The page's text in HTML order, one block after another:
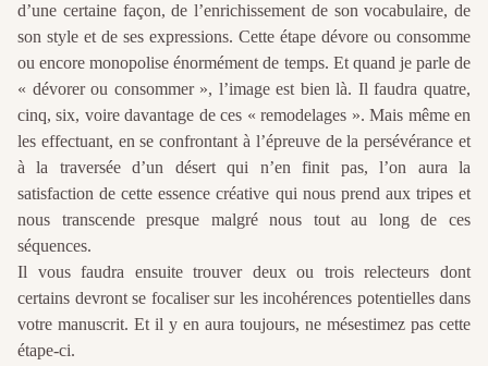
d’une certaine façon, de l’enrichissement de son vocabulaire, de
son style et de ses expressions. Cette étape dévore ou consomme
ou encore monopolise énormément de temps. Et quand je parle de
« dévorer ou consommer », l’image est bien là. Il faudra quatre,
cinq, six, voire davantage de ces « remodelages ». Mais même en
les effectuant, en se confrontant à l’épreuve de la persévérance et
à la traversée d’un désert qui n’en finit pas, l’on aura la
satisfaction de cette essence créative qui nous prend aux tripes et
nous transcende presque malgré nous tout au long de ces
séquences.
Il vous faudra ensuite trouver deux ou trois relecteurs dont
certains devront se focaliser sur les incohérences potentielles dans
votre manuscrit. Et il y en aura toujours, ne mésestimez pas cette
étape-ci.